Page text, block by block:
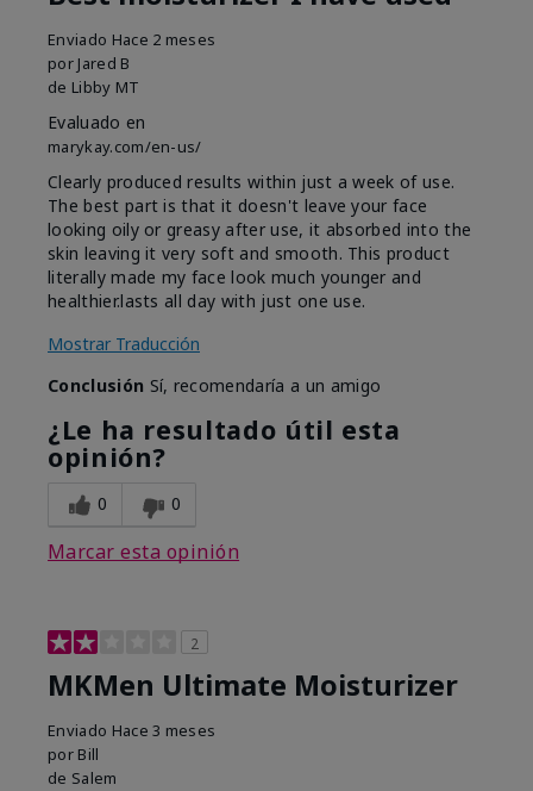
Enviado Hace 2 meses
por Jared B
de Libby MT
Evaluado en
marykay.com/en-us/
Clearly produced results within just a week of use.
The best part is that it doesn't leave your face
looking oily or greasy after use, it absorbed into the
skin leaving it very soft and smooth. This product
literally made my face look much younger and
healthier.lasts all day with just one use.
Mostrar Traducción
Conclusión Sí, recomendaría a un amigo
¿Le ha resultado útil esta
opinión?
0 0
Marcar esta opinión
2
MKMen Ultimate Moisturizer
Enviado Hace 3 meses
por Bill
de Salem